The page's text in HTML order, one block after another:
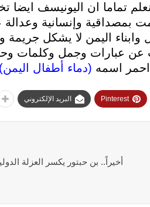
تماما ان اليونيسف
بمصداقية وإنسانية
اليمن لا يشكل جريمة
عن عبارات وجمل وكلمات
احمر اسمه (دماء أطفال اليمن)
Pinterest البريد الإلكتروني
أخيراً.. بن حبتور يكسر العزلة